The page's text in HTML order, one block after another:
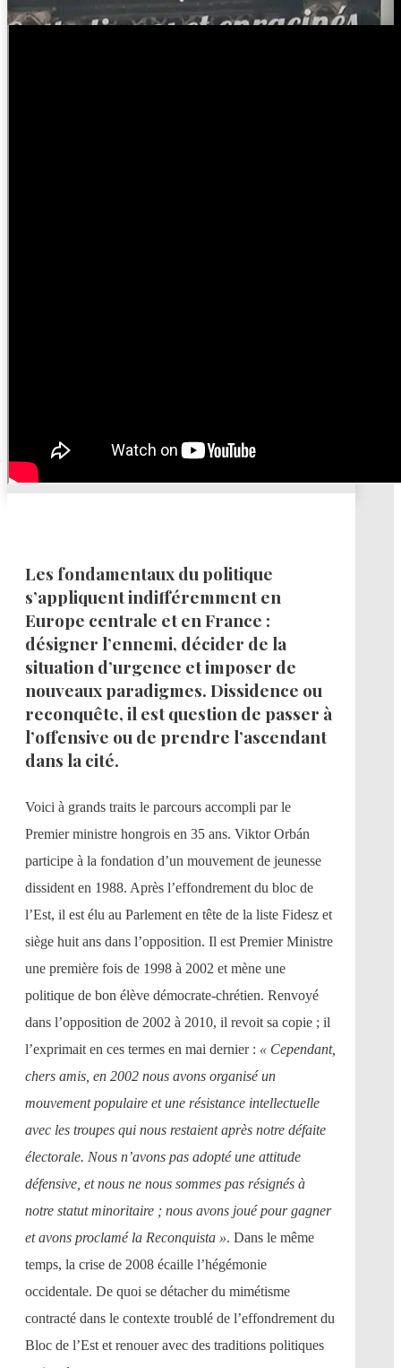
Les fondamentaux du politique
s’appliquent indifféremment en
Europe centrale et en France :
désigner l’ennemi, décider de la
situation d’urgence et imposer de
nouveaux paradigmes. Dissidence ou
reconquête, il est question de passer à
l’offensive ou de prendre l’ascendant
dans la cité.
Voici à grands traits le parcours accompli par le
Premier ministre hongrois en 35 ans. Viktor Orbán
participe à la fondation d’un mouvement de jeunesse
dissident en 1988. Après l’effondrement du bloc de
l’Est, il est élu au Parlement en tête de la liste Fidesz et
siège huit ans dans l’opposition. Il est Premier Ministre
une première fois de 1998 à 2002 et mène une
politique de bon élève démocrate-chrétien. Renvoyé
dans l’opposition de 2002 à 2010, il revoit sa copie ; il
l’exprimait en ces termes en mai dernier : « Cependant,
chers amis, en 2002 nous avons organisé un
mouvement populaire et une résistance intellectuelle
avec les troupes qui nous restaient après notre défaite
électorale. Nous n’avons pas adopté une attitude
défensive, et nous ne nous sommes pas résignés à
notre statut minoritaire ; nous avons joué pour gagner
et avons proclamé la Reconquista ». Dans le même
temps, la crise de 2008 écaille l’hégémonie
occidentale. De quoi se détacher du mimétisme
contracté dans le contexte troublé de l’effondrement du
Bloc de l’Est et renouer avec des traditions politiques